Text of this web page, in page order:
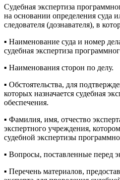
Судебная экспертиза
на основании определения суда
следователя (дознавателя), в
▪️ Наименование суда и номер
судебная экспертиза
▪️ Наименования сторон по делу.
▪️ Обстоятельства, для
которых назначается судебная
обеспечения.
▪️ Фамилия, имя, отчество
экспертного учреждения,
судебной экспертизы
▪️ Вопросы, поставленные перед
▪️ Перечень материалов,